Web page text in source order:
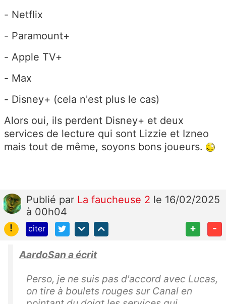
- Netflix
- Paramount+
- Apple TV+
- Max
- Disney+ (cela n'est plus le cas)
Alors oui, ils perdent Disney+ et deux
services de lecture qui sont Lizzie et Izneo
mais tout de même, soyons bons joueurs.
Publié par La faucheuse 2 le 16/02/2025
à 00h04
!
citer + -
AardoSan a écrit
Perso, je ne suis pas d'accord avec Lucas,
on tire à boulets rouges sur Canal en